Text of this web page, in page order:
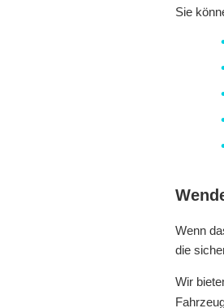
Sie
Wenn
die
Wir